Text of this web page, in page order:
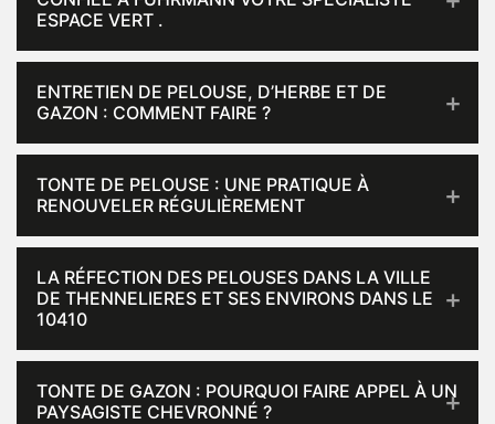
ESPACE VERT .
ENTRETIEN DE PELOUSE, D’HERBE ET DE
GAZON : COMMENT FAIRE ?
TONTE DE PELOUSE : UNE PRATIQUE À
RENOUVELER RÉGULIÈREMENT
LA RÉFECTION DES PELOUSES DANS LA VILLE
DE THENNELIERES ET SES ENVIRONS DANS LE
10410
TONTE DE GAZON : POURQUOI FAIRE APPEL À UN
PAYSAGISTE CHEVRONNÉ ?